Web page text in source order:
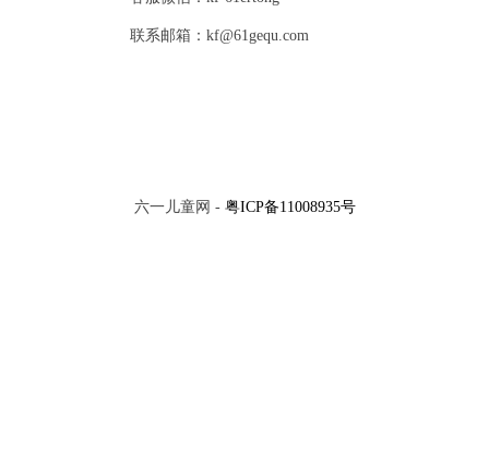
联系邮箱：kf@61gequ.com
六一儿童网 - 粤ICP备11008935号